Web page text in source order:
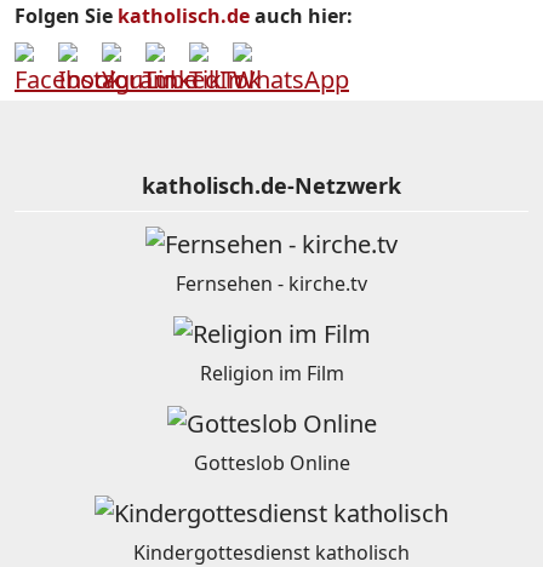
Folgen Sie katholisch.deauch hier:
katholisch.de-Netzwerk
Fernsehen - kirche.tv
Religion im Film
Gotteslob Online
Kindergottesdienst katholisch